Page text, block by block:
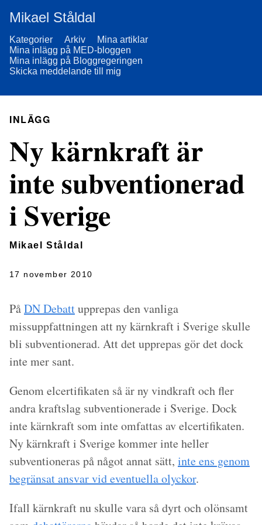
Mikael Ståldal
Kategorier Arkiv
Mina artiklar
Mina inlägg på MED-bloggen
Mina inlägg på Bloggregeringen
Skicka meddelande till mig
INLÄGG
Ny kärnkraft är
inte subventionerad
i Sverige
Mikael Ståldal
17 november 2010
PåDN Debattupprepas den vanliga
missuppfattningen att ny kärnkraft i Sverige skulle
bli subventionerad. Att det upprepas gör det dock
inte mer sant.
Genom elcertifikaten så är ny vindkraft och fler
andra kraftslag subventionerade i Sverige. Dock
inte kärnkraft som inte omfattas av elcertifikaten.
Ny kärnkraft i Sverige kommer inte heller
subventioneras på något annat sätt, inte ens genom
begränsat ansvar vid eventuella olyckor.
Ifall kärnkraft nu skulle vara så dyrt och olönsamt